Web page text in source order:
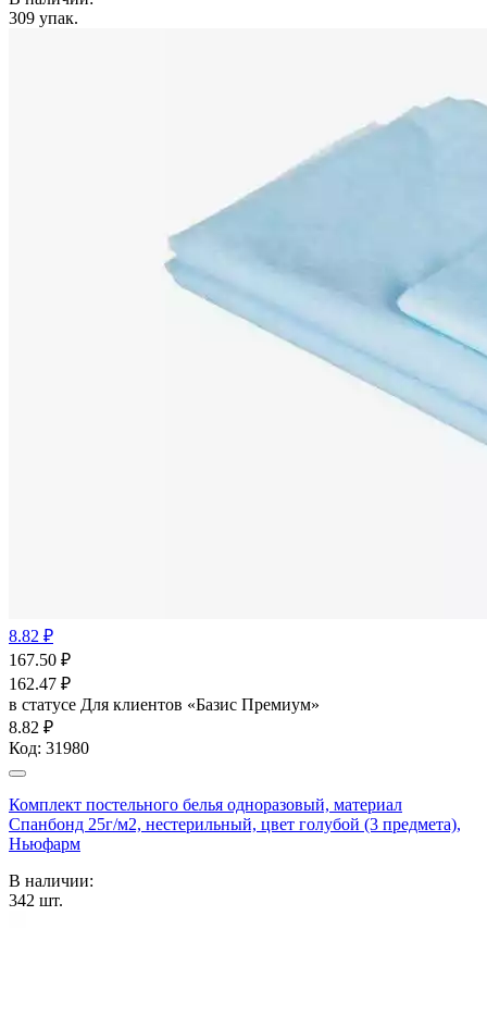
309 упак.
8.82 ₽
167.50 ₽
162.47 ₽
в статусе Для клиентов «Базис Премиум»
8.82 ₽
Код: 31980
Комплект постельного белья одноразовый, материал
Спанбонд 25г/м2, нестерильный, цвет голубой (3 предмета),
Ньюфарм
В наличии:
342 шт.